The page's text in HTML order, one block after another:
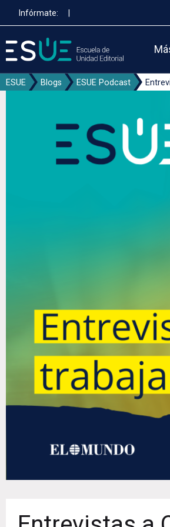
contenido
principal
Infórmate: |
ESUE Blogs ESUE Podcast